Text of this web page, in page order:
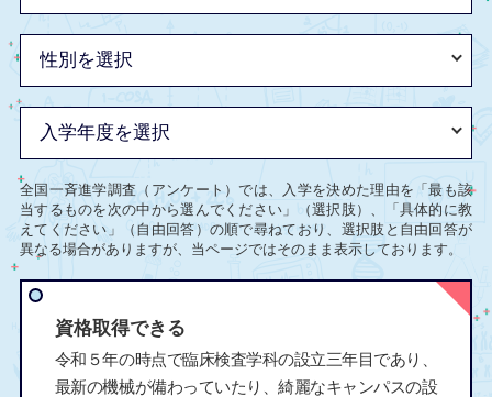
全国一斉進学調査（アンケート）では、入学を決めた理由を「最も該
当するものを次の中から選んでください」（選択肢）、「具体的に教
えてください」（自由回答）の順で尋ねており、選択肢と自由回答が
異なる場合がありますが、当ページではそのまま表示しております。
資格取得できる
令和５年の時点で臨床検査学科の設立三年目であり、
最新の機械が備わっていたり、綺麗なキャンパスの設